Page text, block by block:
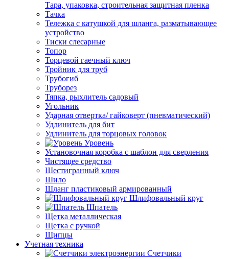
Тара, упаковка, строительная защитная пленка
Тачка
Тележка с катушкой для шланга, разматывающее
устройство
Тиски слесарные
Топор
Торцевой гаечный ключ
Тройник для труб
Трубогиб
Труборез
Тяпка, рыхлитель садовый
Угольник
Ударная отвертка/ гайковерт (пневматический)
Удлинитель для бит
Удлинитель для торцовых головок
Уровень
Установочная коробка с шаблон для сверления
Чистящее средство
Шестигранный ключ
Шило
Шланг пластиковый армированный
Шлифовальный круг
Шпатель
Щетка металлическая
Щетка с ручкой
Щипцы
Учетная техника
Счетчики